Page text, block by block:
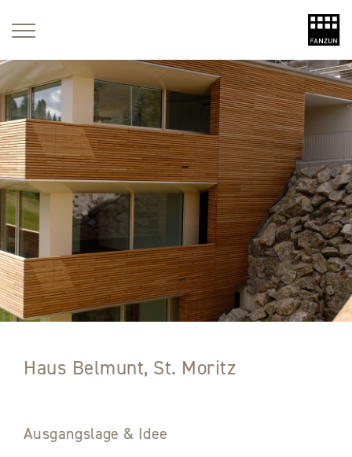
Haus Belmunt, St. Moritz
Ausgangslage & Idee